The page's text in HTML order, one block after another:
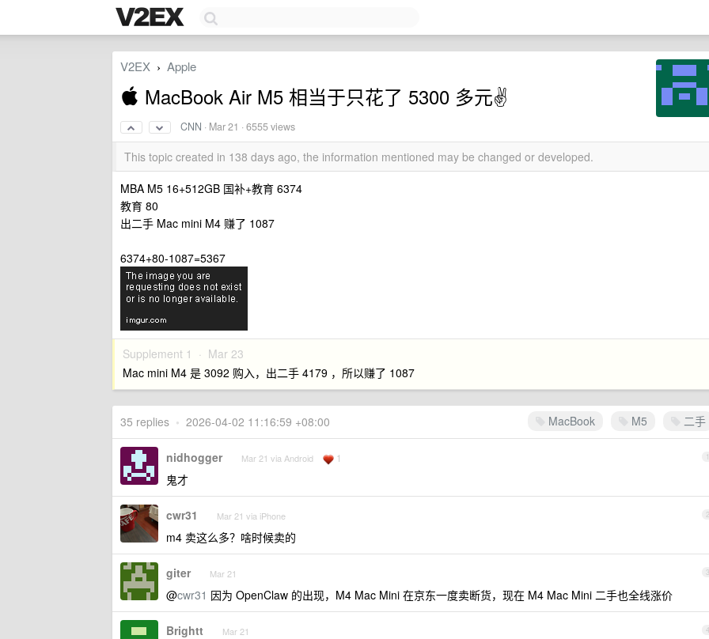
V2EX › Apple
 MacBook Air M5 相当于只花了 5300 多元✌️
CNN · Mar 21 · 6555 views
This topic created in 138 days ago, the information mentioned may be changed or developed.
MBA M5 16+512GB 国补+教育 6374
教育 80
出二手 Mac mini M4 赚了 1087
6374+80-1087=5367
Supplement 1 · Mar 23
Mac mini M4 是 3092 购入，出二手 4179 ，所以赚了 1087
MacBook M5 二手
35 replies • 2026-04-02 11:16:59 +08:00
1
nidhogger Mar 21 via Android 1
鬼才
2
cwr31 Mar 21 via iPhone
m4 卖这么多？啥时候卖的
3
giter Mar 21
@cwr31 因为 OpenClaw 的出现，M4 Mac Mini 在京东一度卖断货，现在 M4 Mac Mini 二手也全线涨价
4
Brightt Mar 21